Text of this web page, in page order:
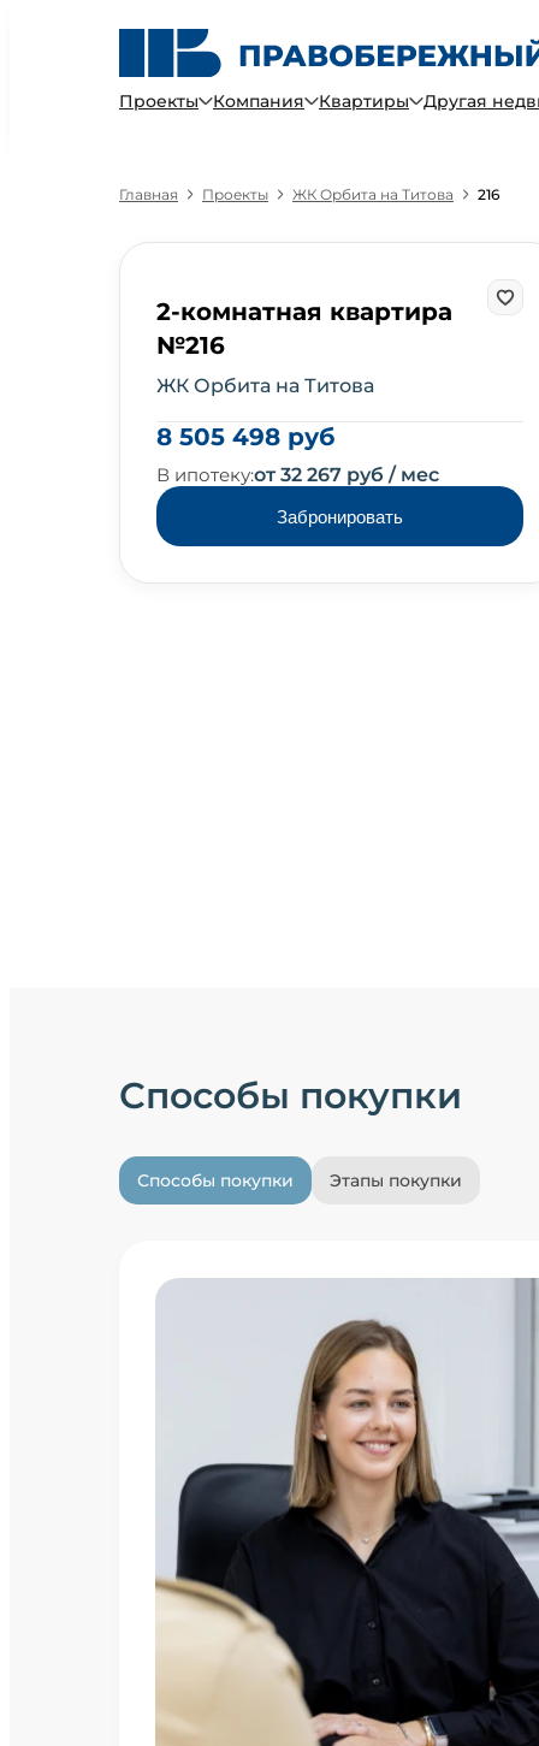
Проекты Компания Квартиры Другая
Главная Проекты ЖК Орбита на Титова 216
2-комнатная квартира
№216
ЖК Орбита на Титова
8 505 498 руб
В ипотеку:от 32 267 руб / мес
Забронировать
Способы покупки
Способы покупки Этапы покупки